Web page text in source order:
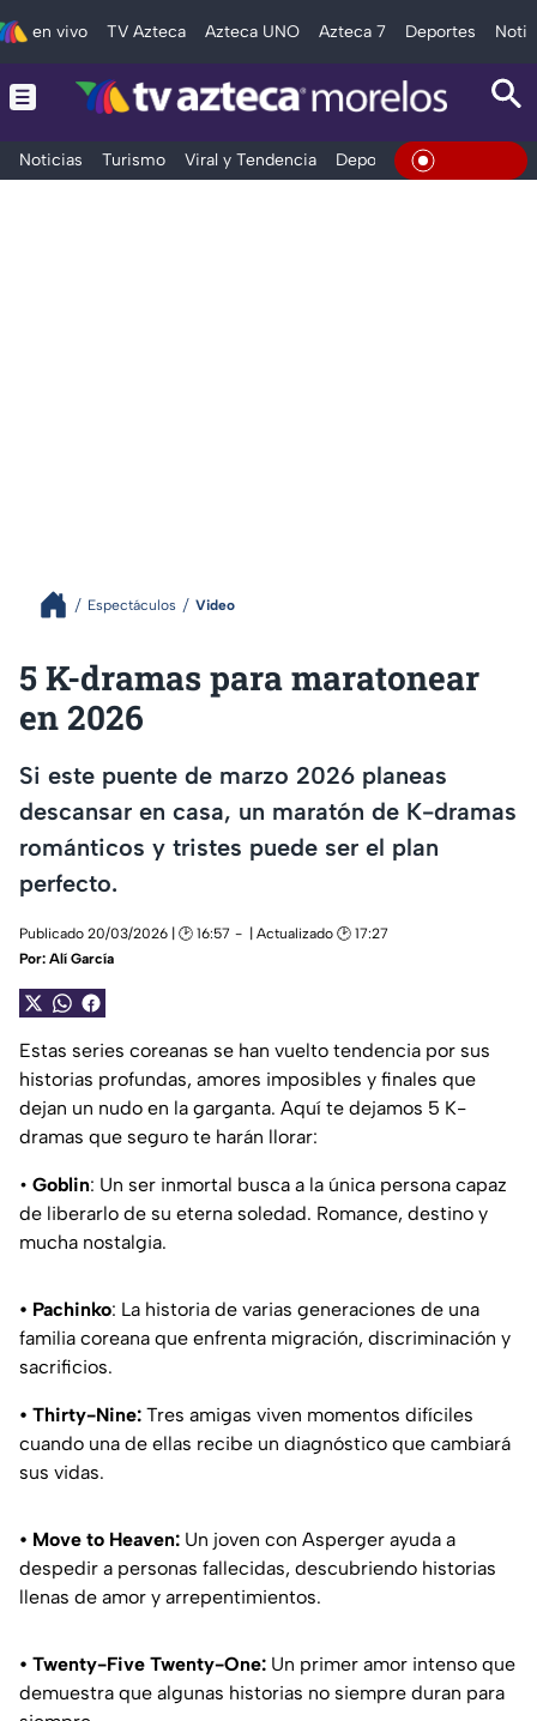
en vivo TV Azteca Azteca UNO Azteca 7 Deportes
Noticias Turismo Viral y Tendencia Deportes Espectáculos
En Vivo
Espectáculos Video
5 K-dramas para maratonear
en 2026
Si este puente de marzo 2026 planeas
descansar en casa, un maratón de K-dramas
románticos y tristes puede ser el plan
perfecto.
Publicado 20/03/2026 | 🕑 16:57
| Actualizado 🕑 17:27
Por: Alí García
Estas series coreanas se han vuelto tendencia por sus
historias profundas, amores imposibles y finales que
dejan un nudo en la garganta. Aquí te dejamos 5 K-
dramas que seguro te harán llorar:
• Goblin: Un ser inmortal busca a la única persona capaz
de liberarlo de su eterna soledad. Romance, destino y
mucha nostalgia.
• Pachinko: La historia de varias generaciones de una
familia coreana que enfrenta migración, discriminación y
sacrificios.
• Thirty-Nine: Tres amigas viven momentos difíciles
cuando una de ellas recibe un diagnóstico que cambiará
sus vidas.
• Move to Heaven: Un joven con Asperger ayuda a
despedir a personas fallecidas, descubriendo historias
llenas de amor y arrepentimientos.
• Twenty-Five Twenty-One: Un primer amor intenso que
demuestra que algunas historias no siempre duran para